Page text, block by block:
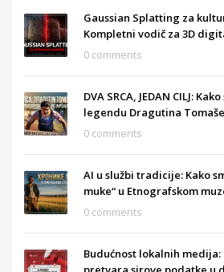
Gaussian Splatting za
Kompletni vodič za 3D
0 comments
DVA SRCA, JEDAN CILJ:
legendu Dragutina
0 comments
AI u službi tradicije: Kako
muke“ u Etnografskom
0 comments
Budućnost lokalnih medija: